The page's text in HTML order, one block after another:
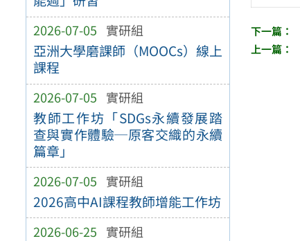
2026-07-05 實研組
亞洲大學磨課師（MOOCs）線上
課程
2026-07-05 實研組
教師工作坊「SDGs永續發展踏
查與實作體驗─原客交織的永續
篇章」
2026-07-05 實研組
2026高中AI課程教師增能工作坊
2026-06-25 實研組